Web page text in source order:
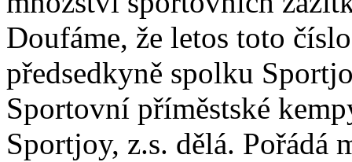
Doufáme, že letos toto
předsedkyně spolku
Sportovní příměstské
Sportjoy, z.s. dělá. Pořádá